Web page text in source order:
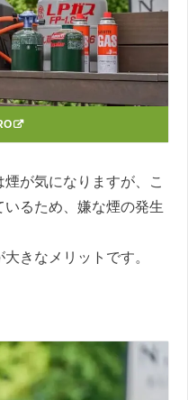
が気になりますが、こ
るため、嫌な煙の発生
きなメリットです。